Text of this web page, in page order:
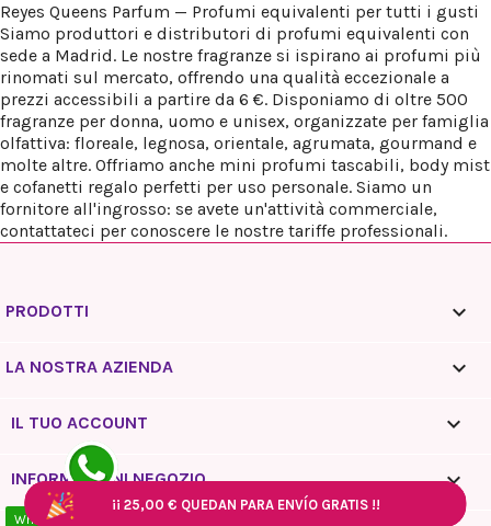
¡¡ 25,00 € QUEDAN PARA ENVÍO GRATIS !!
¡¡ 25,00 € QUEDAN PARA ENVÍO GRATIS !!
¡¡ 25,00 € QUEDAN PARA ENVÍO GRATIS !!
Reyes Queens Parfum — Profumi equivalenti per tutti i gusti
Siamo produttori e distributori di profumi equivalenti con
sede a Madrid. Le nostre fragranze si ispirano ai profumi più
rinomati sul mercato, offrendo una qualità eccezionale a
prezzi accessibili a partire da 6 €. Disponiamo di oltre 500
fragranze per donna, uomo e unisex, organizzate per famiglia
olfattiva: floreale, legnosa, orientale, agrumata, gourmand e
molte altre. Offriamo anche mini profumi tascabili, body mist
e cofanetti regalo perfetti per uso personale. Siamo un
fornitore all'ingrosso: se avete un'attività commerciale,
contattateci per conoscere le nostre tariffe professionali.
PRODOTTI 
LA NOSTRA AZIENDA 
IL TUO ACCOUNT 
INFORMAZIONI NEGOZIO keyboard_arrow_down
WhatsApp - 10:00 / 18:00
¡¡ 25,00 € QUEDAN PARA ENVÍO GRATIS !!
© 2026 Reyes Queens Parfum
¡¡ 25,00 € QUEDAN PARA ENVÍO GRATIS !!